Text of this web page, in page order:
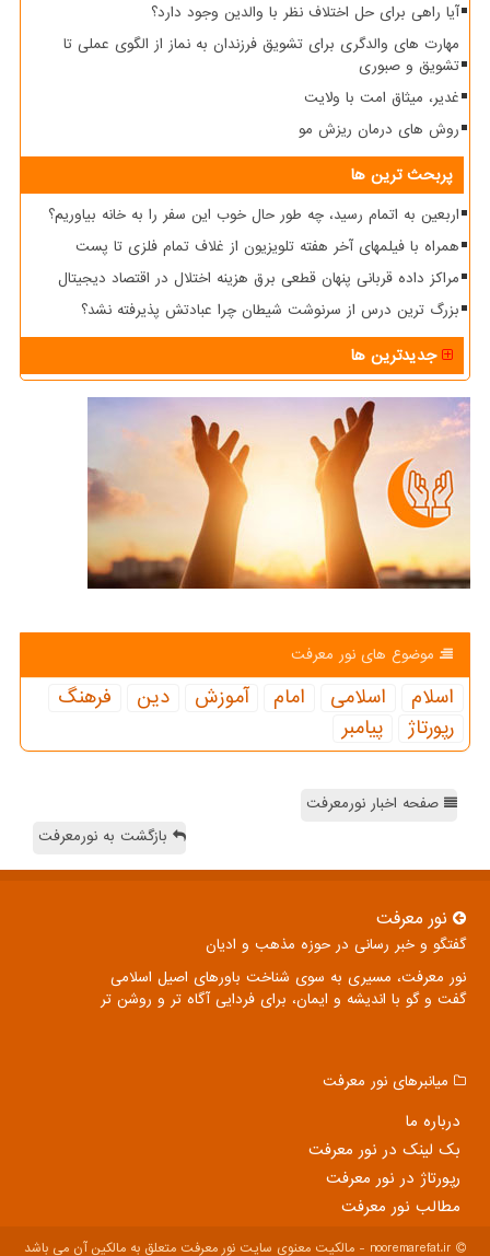
آیا راهی برای حل اختلاف نظر با والدین وجود دارد؟
مهارت های والدگری برای تشویق فرزندان به نماز از الگوی عملی تا
تشویق و صبوری
غدیر، میثاق امت با ولایت
روش های درمان ریزش مو
پربحث ترین ها
اربعین به اتمام رسید، چه طور حال خوب این سفر را به خانه بیاوریم؟
همراه با فیلمهای آخر هفته تلویزیون از غلاف تمام فلزی تا پست
مراکز داده قربانی پنهان قطعی برق هزینه اختلال در اقتصاد دیجیتال
بزرگ ترین درس از سرنوشت شیطان چرا عبادتش پذیرفته نشد؟
جدیدترین ها
موضوع های نور معرفت
اسلام اسلامی امام آموزش دین
فرهنگ
رپورتاژ
پیامبر
صفحه اخبار نورمعرفت
بازگشت به نورمعرفت
نور معرفت
گفتگو و خبر رسانی در حوزه مذهب و ادیان
نور معرفت، مسیری به سوی شناخت باورهای اصیل اسلامی
گفت و گو با اندیشه و ایمان، برای فردایی آگاه تر و روشن تر
میانبرهای نور معرفت
درباره ما
بک لینک در نور معرفت
رپورتاژ در نور معرفت
مطالب نور معرفت